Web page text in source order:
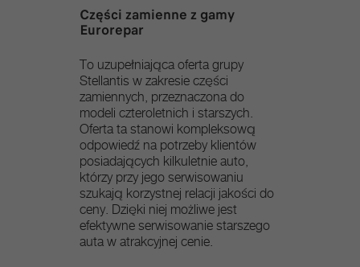
Części zamienne z gamy
Eurorepar
To uzupełniająca oferta grupy
Stellantis w zakresie części
zamiennych, przeznaczona do
modeli czteroletnich i starszych.​
Oferta ta stanowi kompleksową
odpowiedź na potrzeby klientów
posiadających kilkuletnie auto,
którzy przy jego serwisowaniu
szukają korzystnej relacji jakości do
ceny. Dzięki niej możliwe jest
efektywne serwisowanie starszego
auta w atrakcyjnej cenie.